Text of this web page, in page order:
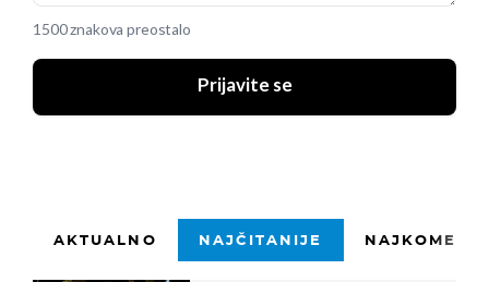
1500 znakova preostalo
Prijavite se
AKTUALNO NAJČITANIJE